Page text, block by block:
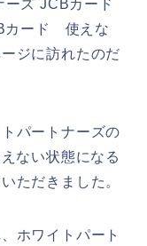
ーズ JCBカード
カード 使えな
ジに訪れたのだ
パートナーズの
ない状態になる
ただきました。
ホワイトパート